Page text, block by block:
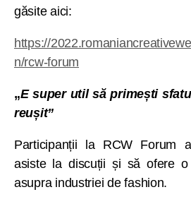
găsite aici:
https://
n/rcw-forum
„E super util să primești
reușit”
Participanții la RCW Forum
asiste la discuții și să ofere o
asupra industriei de fashion.